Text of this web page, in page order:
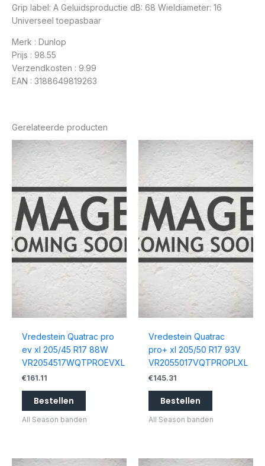
Grip label: A Geluidsproductie dB: 68 Wieldiameter: 16
Universeel toepasbaar
Merk : Dunlop
Prijs : 98.55
Verzendkosten : 9.99
EAN : 3188649819263
Gerelateerde producten
Vredestein Quatrac pro
ev xl 205/45 R17 88W
VR2054517WQTPROEVXL
€161.11
Bestellen
All Season banden
Vredestein Quatrac
pro+ xl 205/50 R17 93V
VR2055017VQTPROPLXL
€145.31
Bestellen
All Season banden